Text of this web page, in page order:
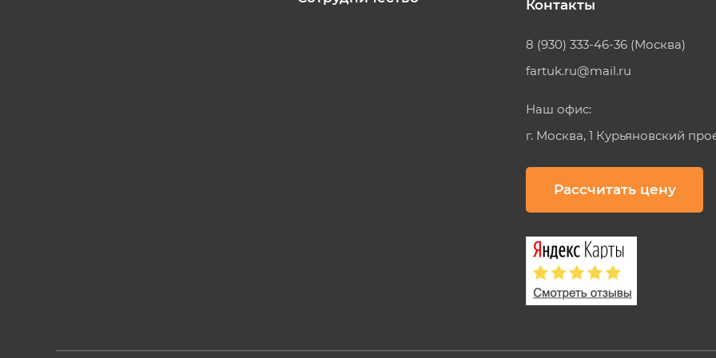
Контакты
8 (930) 333-46-36 (Москва)
fartuk.ru@mail.ru
Наш офис:
г. Москва, 1 Курьяновский
Рассчитать цену